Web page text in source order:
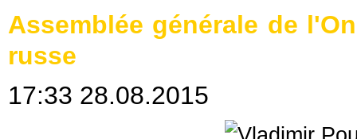
Assemblée générale de
russe
17:33 28.08.2015